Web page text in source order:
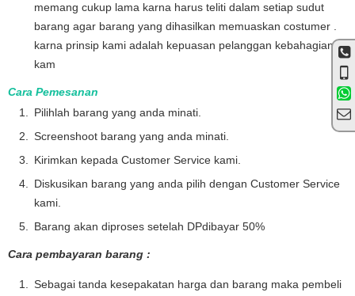
memang cukup lama karna harus teliti dalam setiap sudut
barang agar barang yang dihasilkan memuaskan costumer .
karna prinsip kami adalah kepuasan pelanggan kebahagian
kam
Cara Pemesanan
Pilihlah barang yang anda minati.
Screenshoot barang yang anda minati.
Kirimkan kepada Customer Service kami.
Diskusikan barang yang anda pilih dengan Customer Service
kami.
Barang akan diproses setelah DPdibayar 50%
Cara pembayaran barang :
Sebagai tanda kesepakatan harga dan barang maka pembeli